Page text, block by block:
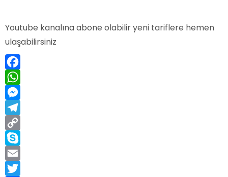
Youtube kanalına abone olabilir yeni tariflere hemen
ulaşabilirsiniz
Facebook
WhatsApp
Messenger
Telegram
Copy
Link
Skype
Email